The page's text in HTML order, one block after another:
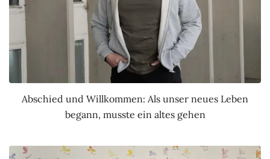
Abschied und Willkommen: Als unser neues Leben
begann, musste ein altes gehen